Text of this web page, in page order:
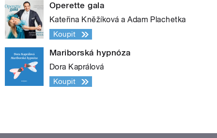
Operette gala
Kateřina Kněžíková a Adam Plachetka
Koupit
Mariborská hypnóza
Dora Kaprálová
Koupit